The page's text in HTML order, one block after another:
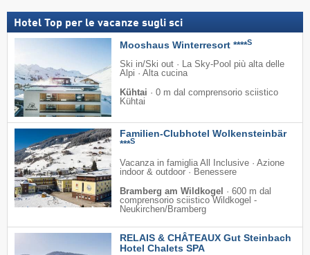
Hotel Top per le vacanze sugli sci
Mooshaus Winterresort ****S
Ski in/Ski out · La Sky-Pool più alta delle
Alpi · Alta cucina
Kühtai · 0 m dal comprensorio sciistico
Kühtai
Familien-Clubhotel Wolkensteinbär
***S
Vacanza in famiglia All Inclusive · Azione
indoor & outdoor · Benessere
Bramberg am Wildkogel
· 600 m dal
comprensorio sciistico Wildkogel -
Neukirchen/​Bramberg
RELAIS & CHÂTEAUX Gut Steinbach
Hotel Chalets SPA